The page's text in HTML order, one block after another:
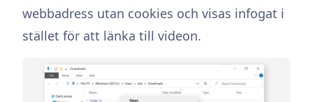
webbadress utan cookies och visas infogat i
stället för att länka till videon.